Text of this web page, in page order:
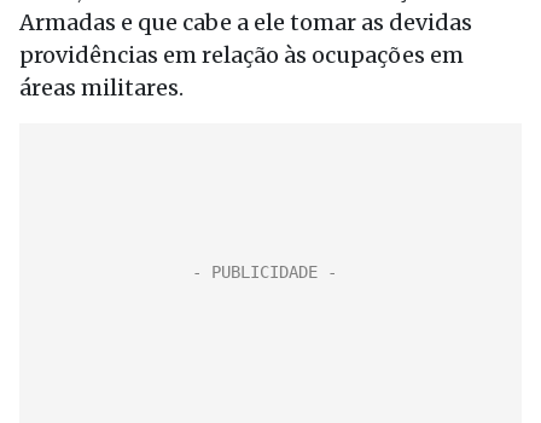
Armadas e que cabe a ele tomar as devidas
providências em relação às ocupações em
áreas militares.